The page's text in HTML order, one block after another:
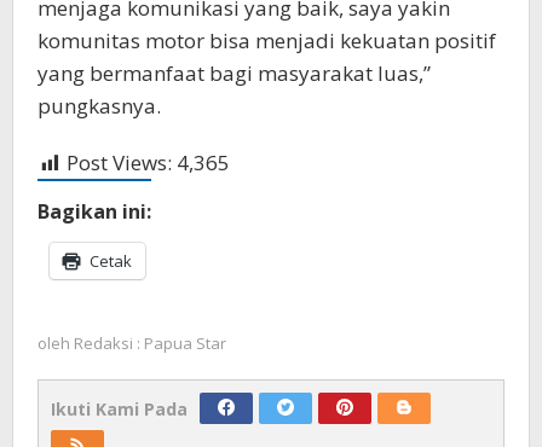
menjaga komunikasi yang baik, saya yakin
komunitas motor bisa menjadi kekuatan positif
yang bermanfaat bagi masyarakat luas,”
pungkasnya.
Post Views: 4,365
Bagikan ini:
Cetak
oleh Redaksi : Papua Star
Ikuti Kami Pada